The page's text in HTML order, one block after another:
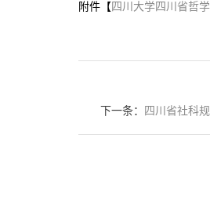
附件【 四川大学四川省哲
下一条： 四川省社科